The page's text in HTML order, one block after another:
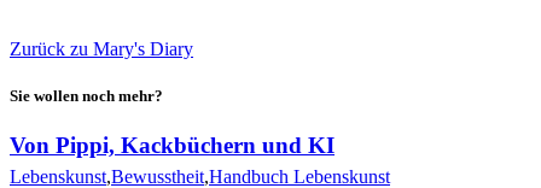
Zurück zu Mary's Diary
Sie wollen noch mehr?
Von Pippi, Kackbüchern und KI
Lebenskunst,Bewusstheit,Handbuch Lebenskunst